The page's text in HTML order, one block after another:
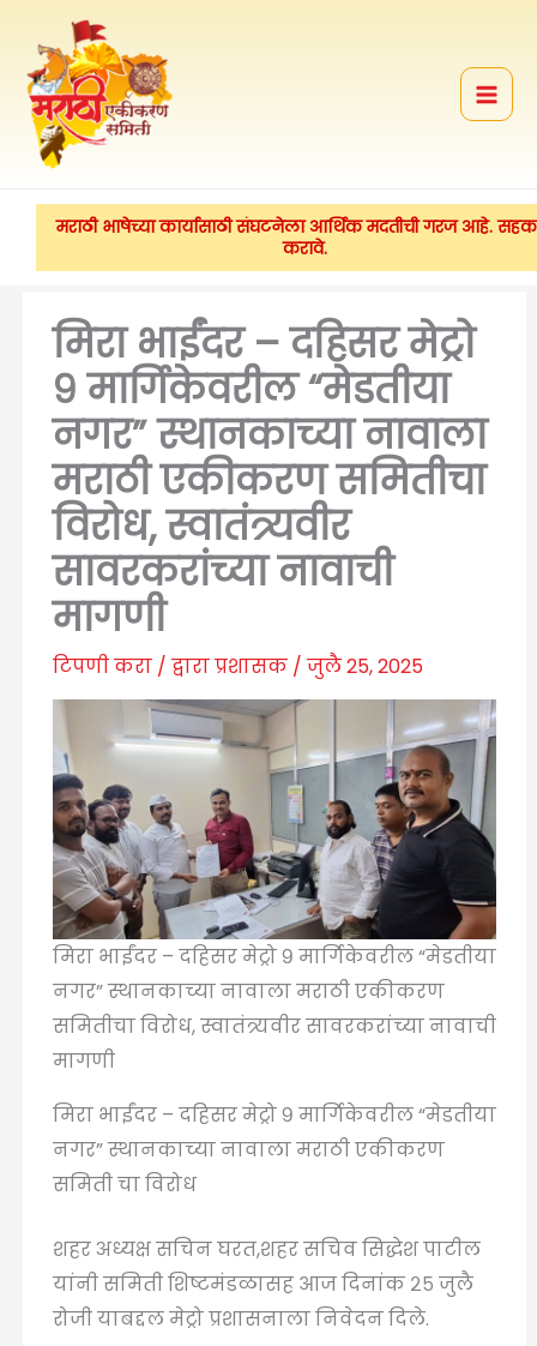
मजकुरावर
मराठी भाषेच्या कार्यासाठी संघटनेला आर्थिक मदतीची गरज आहे.
करावे.
मिरा भाईंदर – दहिसर मेट्रो
९ मार्गिकेवरील “मेडतीया
नगर” स्थानकाच्या नावाला
मराठी एकीकरण समितीचा
विरोध, स्वातंत्र्यवीर
सावरकरांच्या नावाची
मागणी
टिपणी करा / द्वाराप्रशासक / जुलै 25, 2025
मिरा भाईंदर – दहिसर मेट्रो ९ मार्गिकेवरील “मेडतीया
नगर” स्थानकाच्या नावाला मराठी एकीकरण
समितीचा विरोध, स्वातंत्र्यवीर सावरकरांच्या नावाची
मागणी
मिरा भाईंदर – दहिसर मेट्रो ९ मार्गिकेवरील “मेडतीया
नगर” स्थानकाच्या नावाला मराठी एकीकरण
समिती चा विरोध
शहर अध्यक्ष सचिन घरत,शहर सचिव सिद्धेश पाटील
यांनी समितीशिष्टमंडळासह आज दिनांक २५ जुलै
रोजी याबद्दल मेट्रो प्रशासनाला निवेदन दिले.